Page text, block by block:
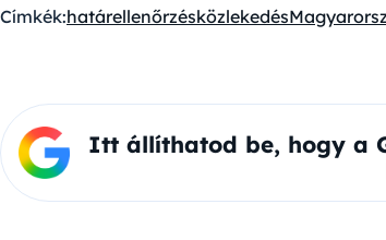
Címkék:határellenőrzésközlekedés
Itt állíthatod be, hogy a